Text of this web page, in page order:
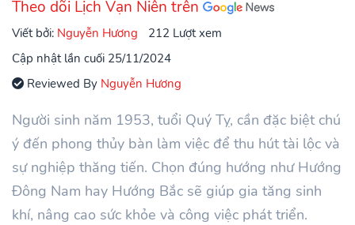
Theo dõi Lịch Vạn Niên trên
Viết bởi: Nguyễn Hương
212 Lượt xem
Cập nhật lần cuối 25/11/2024
Reviewed By Nguyễn Hương
Người sinh năm 1953, tuổi Quý Tỵ, cần đặc biệt chú
ý đến phong thủy bàn làm việc để thu hút tài lộc và
sự nghiệp thăng tiến. Chọn đúng hướng như Hướng
Đông Nam hay Hướng Bắc sẽ giúp gia tăng sinh
khí, nâng cao sức khỏe và công việc phát triển.